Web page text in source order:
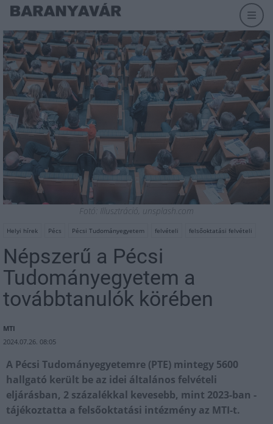
Fotó: Illusztráció, unsplash.com
Helyi hírek Pécs Pécsi Tudományegyetem felvételi felsőoktatási felvételi
Népszerű a Pécsi
Tudományegyetem a
továbbtanulók körében
MTI
2024.07.26. 08:05
A Pécsi Tudományegyetemre (PTE) mintegy 5600
hallgató került be az idei általános felvételi
eljárásban, 2 százalékkal kevesebb, mint 2023-ban -
tájékoztatta a felsőoktatási intézmény az MTI-t.